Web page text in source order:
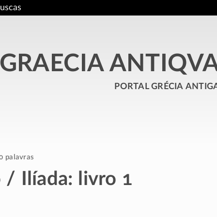
portal grécia
palavras
/ Ilíada: livro 1